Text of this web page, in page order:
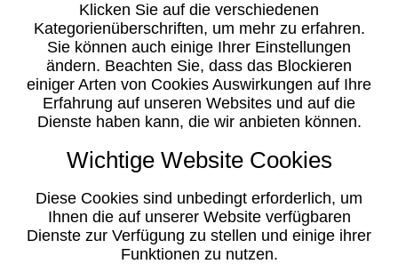
Klicken Sie auf die verschiedenen
Kategorienüberschriften, um mehr zu erfahren.
Sie können auch einige Ihrer Einstellungen
ändern. Beachten Sie, dass das Blockieren
einiger Arten von Cookies Auswirkungen auf Ihre
Erfahrung auf unseren Websites und auf die
Dienste haben kann, die wir anbieten können.
Wichtige Website Cookies
Diese Cookies sind unbedingt erforderlich, um
Ihnen die auf unserer Website verfügbaren
Dienste zur Verfügung zu stellen und einige ihrer
Funktionen zu nutzen.